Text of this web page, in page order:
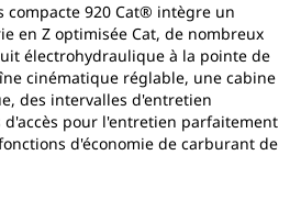
compacte 920 Cat® intègre un
en Z optimisée Cat, de nombreux
électrohydraulique à la pointe de
cinématique réglable, une cabine
des intervalles d'entretien
pour l'entretien parfaitement
d'économie de carburant de